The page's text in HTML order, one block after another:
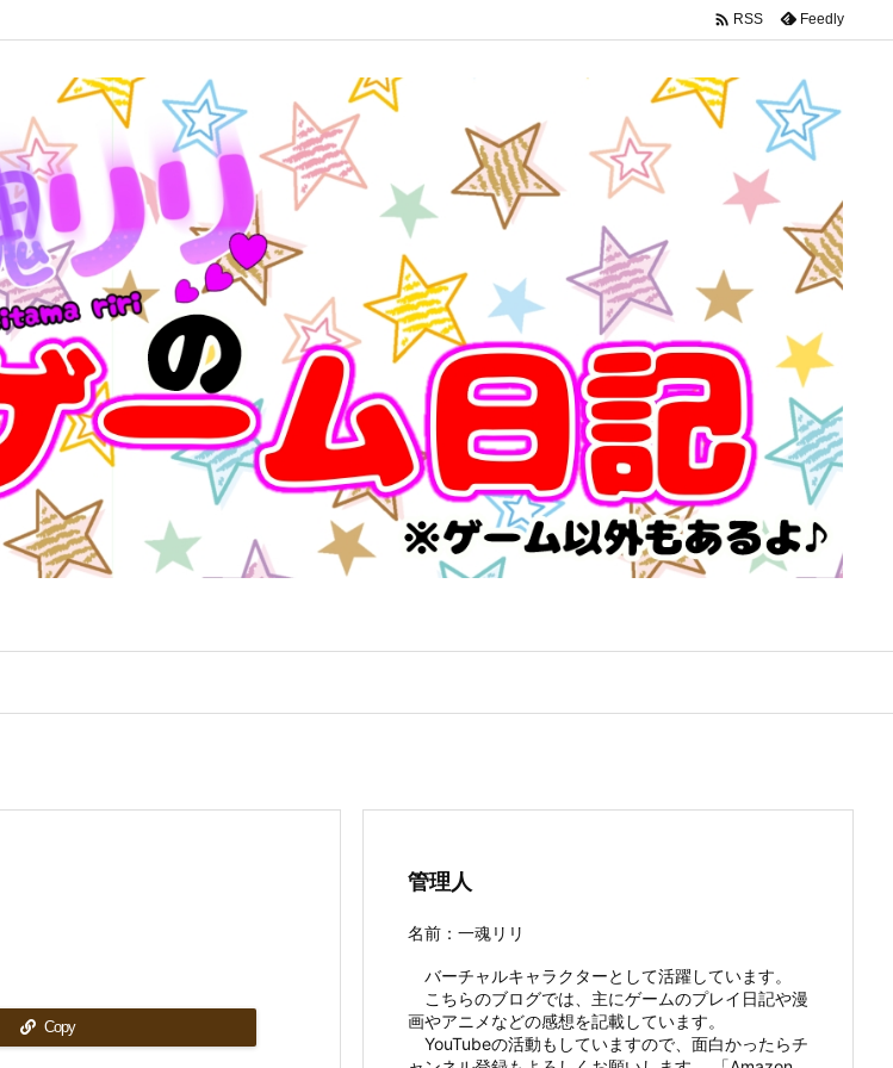
 RSS Feedly
Copy
管理人
名前：一魂リリ
バーチャルキャラクターとして活躍しています。
こちらのブログでは、主にゲームのプレイ日記や漫
画やアニメなどの感想を記載しています。
YouTubeの活動もしていますので、面白かったらチ